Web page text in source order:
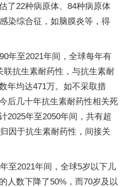
了22种病原体、84种病原体
染综合征，如脑膜炎等，得
年至2021年间，全球每年有
联抗生素耐药性，与抗生素耐
年均达471万。如不采取措
后几十年抗生素耐药性相关死
2025年至2050年间，共有超
因于抗生素耐药性，间接关
至2021年间，全球5岁以下儿
人数下降了50%，而70岁及以